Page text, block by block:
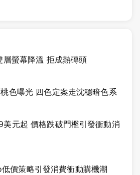
螢幕降溫 拒成熱磚頭
色曝光 四色定案走沈穩暗色系
元起 價格跌破門檻引發衝動消
價策略引發消費衝動購機潮